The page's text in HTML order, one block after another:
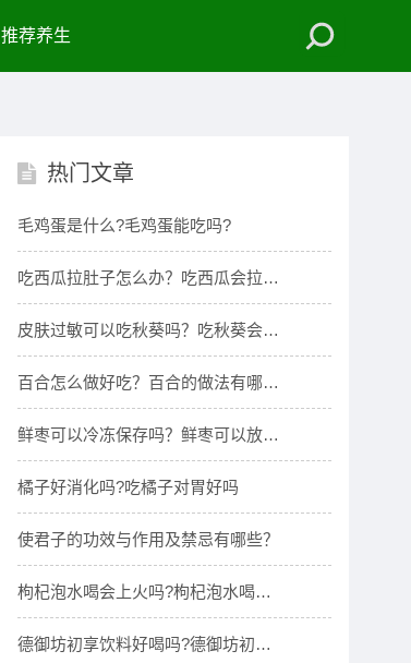
推荐养生
热门文章
毛鸡蛋是什么?毛鸡蛋能吃吗?
吃西瓜拉肚子怎么办？吃西瓜会拉肚
子吗？
皮肤过敏可以吃秋葵吗？吃秋葵会皮
肤过敏吗？
百合怎么做好吃？百合的做法有哪
些？
鲜枣可以冷冻保存吗？鲜枣可以放冰
箱吗？
橘子好消化吗?吃橘子对胃好吗
使君子的功效与作用及禁忌有哪些？
枸杞泡水喝会上火吗?枸杞泡水喝的
功效与作
德御坊初享饮料好喝吗?德御坊初享